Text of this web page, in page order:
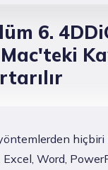
6.
Excel, Word,